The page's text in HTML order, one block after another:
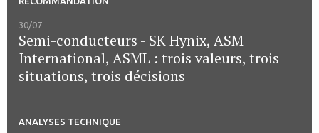
30/07
Semi-conducteurs - SK Hynix, ASM
International, ASML : trois valeurs, trois
situations, trois décisions
ANALYSES TECHNIQUE